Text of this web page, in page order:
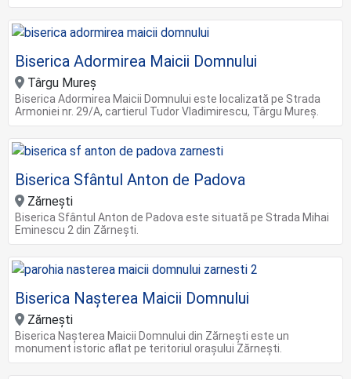
Biserica Adormirea Maicii Domnului
Târgu Mureș
Biserica Adormirea Maicii Domnului este localizată pe Strada
Armoniei nr. 29/A, cartierul Tudor Vladimirescu, Târgu Mureş.
Biserica Sfântul Anton de Padova
Zărnești
Biserica Sfântul Anton de Padova este situată pe Strada Mihai
Eminescu 2 din Zărnești.
Biserica Nașterea Maicii Domnului
Zărnești
Biserica Nașterea Maicii Domnului din Zărnești este un
monument istoric aflat pe teritoriul orașului Zărnești.